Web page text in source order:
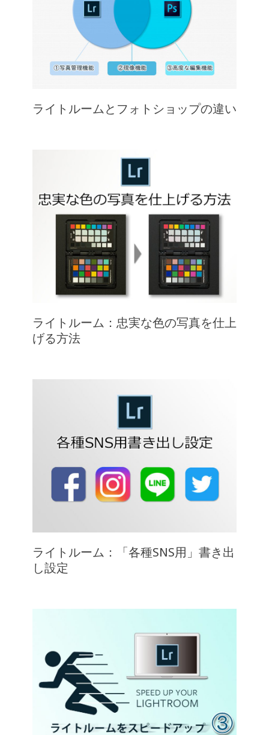
ライトルームとフォトショップの違い
ライトルーム：忠実な色の写真を仕上
げる方法
ライトルーム：「各種SNS用」書き出
し設定